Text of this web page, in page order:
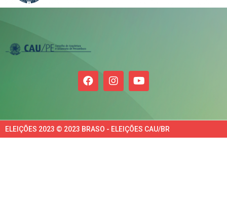
ELEIÇÕES 2023 © 2023 BRASO - ELEIÇÕES CAU/BR